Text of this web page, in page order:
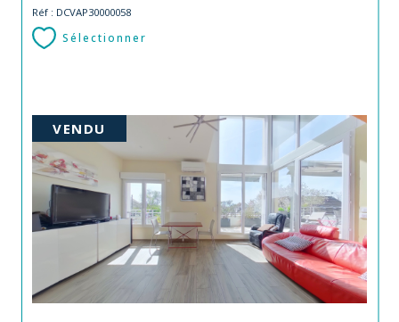
Réf : DCVAP30000058
Sélectionner
VENDU